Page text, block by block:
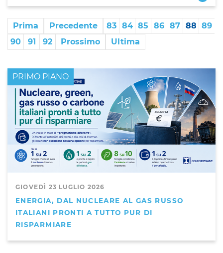
Prima Precedente 83 84 85 86 87 88 89
90
91 92 Prossimo Ultima
GIOVEDÌ 23 LUGLIO 2026
ENERGIA, DAL NUCLEARE AL GAS RUSSO
ITALIANI PRONTI A TUTTO PUR DI
RISPARMIARE
PRIMO PIANO